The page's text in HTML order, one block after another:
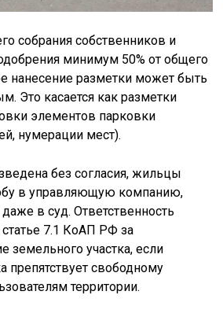
собрания собственников и
минимум 50% от общего
нанесение разметки может быть
Это касается как разметки
элементов парковки
нумерации мест).
без согласия, жильцы
в управляющую компанию,
в суд. Ответственность
7.1 КоАП РФ за
земельного участка, если
препятствует свободному
территории.